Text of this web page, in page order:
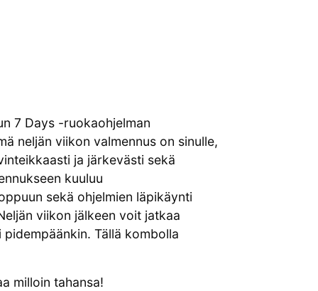
7 Days -ruokaohjelman
neljän viikon valmennus on sinulle,
ja järkevästi sekä
kuuluu
sekä ohjelmien läpikäynti
viikon jälkeen voit jatkaa
Tällä kombolla
milloin tahansa!